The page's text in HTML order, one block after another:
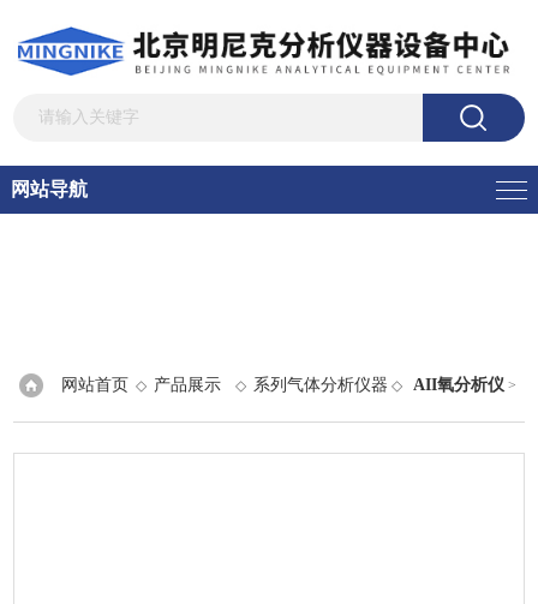
网站导航
网站首页 ◇ 产品展示 ◇ 系列气体分析仪器 ◇AII氧分析仪 >
GPR-1100AII ppm 氧分析仪